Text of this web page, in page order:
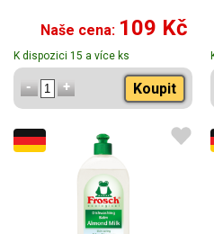
Naše cena: 109 Kč
K dispozici 15 a více ks
Koupit